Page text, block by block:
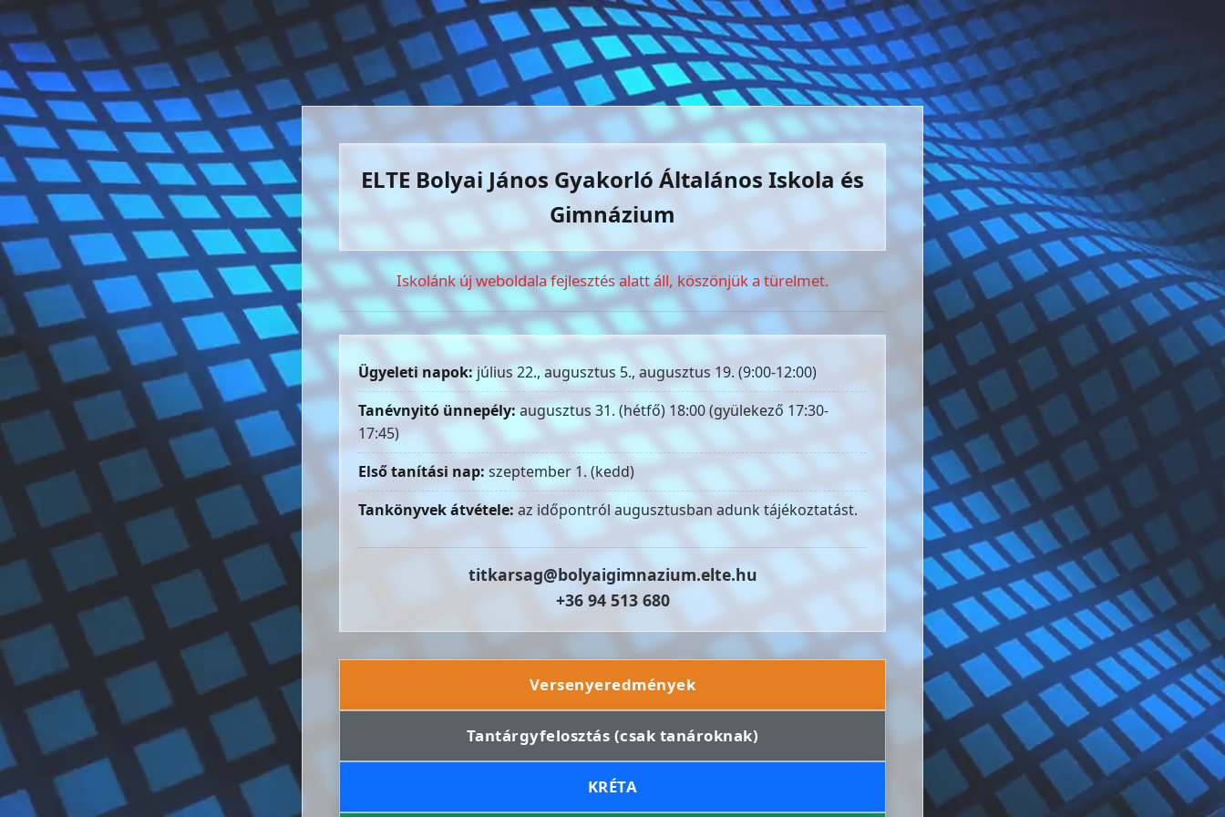
ELTE Bolyai János Gyakorló Általános Iskola és
Gimnázium
Iskolánk új weboldala fejlesztés alatt áll, köszönjük a türelmet.
Ügyeleti napok:július 22., augusztus 5., augusztus 19. (9:00-12:00)
Tanévnyitó ünnepély:augusztus 31. (hétfő) 18:00 (gyülekező 17:30-
17:45)
Első tanítási nap: szeptember 1. (kedd)
Tankönyvek átvétele: az időpontról augusztusban adunk tájékoztatást.
titkarsag@bolyaigimnazium.elte.hu
+36 94 513 680
Versenyeredmények
Tantárgyfelosztás (csak tanároknak)
KRÉTA